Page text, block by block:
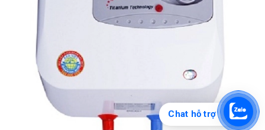
Chat hỗ trợ